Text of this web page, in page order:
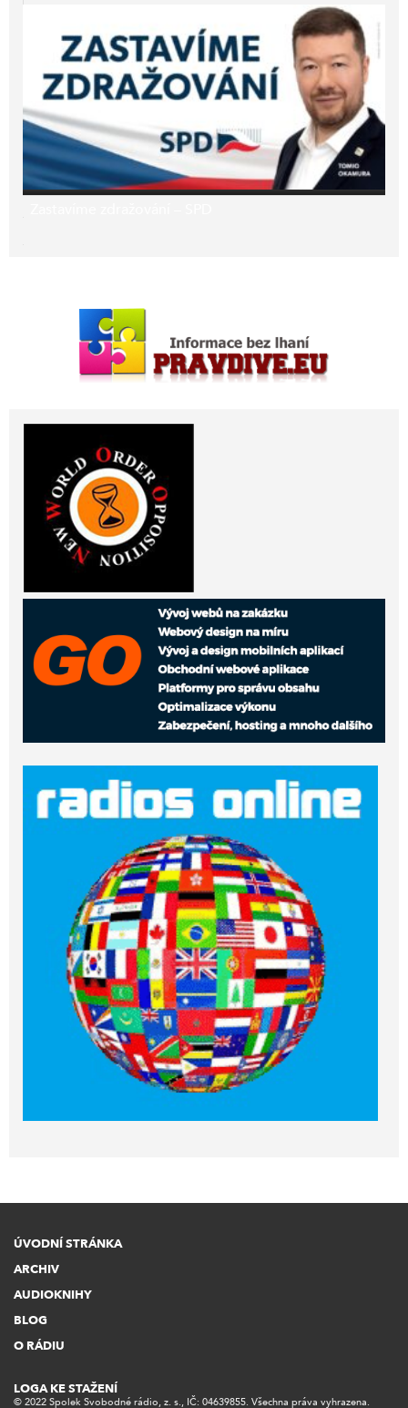
ÚVODNÍ STRÁNKA
ARCHIV
AUDIOKNIHY
BLOG
O RÁDIU
© 2022 Spolek Svobodné rádio, z. s., IČ: 04639855. Všechna práva vyhrazena.
LOGA KE STAŽENÍ